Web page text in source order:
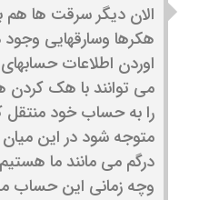
الان دیگر سرقت ها هم
هکرها وسارقهایی وجود
اوردن اطلاعات
می توانند با هک
را به حساب خود منتقل
متوجه شود در این
درگم می مانند ما
وچه زمانی این حساب